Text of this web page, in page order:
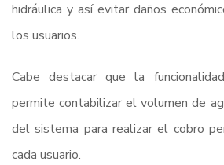
hidráulica y así evitar daños
los usuarios.
Cabe destacar que la
permite contabilizar el volumen de
del sistema para realizar el cobro
cada usuario.